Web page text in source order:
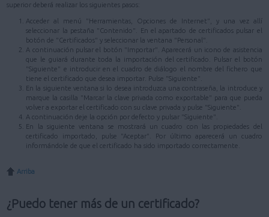
superior deberá realizar los siguientes pasos:
Acceder al menú "Herramientas, Opciones de Internet", y una vez allí
seleccionar la pestaña "Contenido". En el apartado de certificados pulsar el
botón de "Certificados" y seleccionar la ventana "Personal".
A continuación pulsar el botón "Importar". Aparecerá un icono de asistencia
que le guiará durante toda la importación del certificado. Pulsar el botón
"Siguiente" e introducir en el cuadro de diálogo el nombre del fichero que
tiene el certificado que desea importar. Pulse "Siguiente".
En la siguiente ventana si lo desea introduzca una contraseña, la introduce y
marque la casilla "Marcar la clave privada como exportable" para que pueda
volver a exportar el certificado con su clave privada y pulse "Siguiente".
A continuación deje la opción por defecto y pulsar "Siguiente".
En la siguiente ventana se mostrará un cuadro con las propiedades del
certificado importado, pulse "Aceptar". Por último aparecerá un cuadro
informándole de que el certificado ha sido importado correctamente.
Arriba
¿Puedo tener más de un certificado?